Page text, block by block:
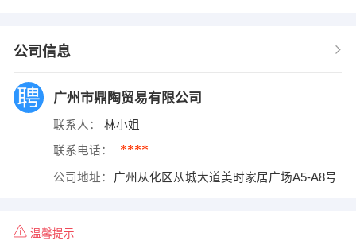
公司信息
广州市鼎陶贸易有限公司
联系人： 林小姐
联系电话： ****
公司地址： 广州从化区从城大道美时家居广场A5-A8号
温馨提示